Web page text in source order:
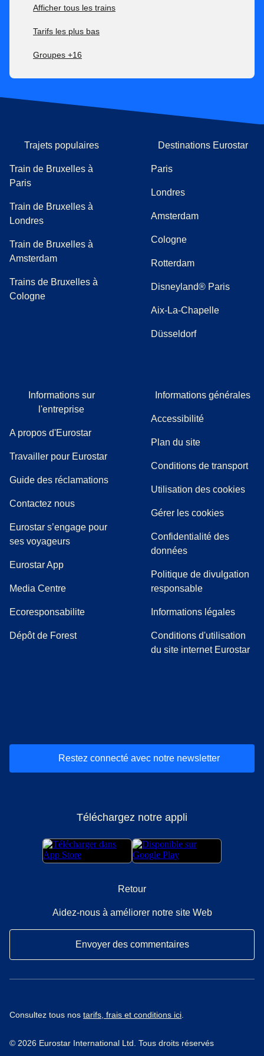
vous devrez payer la différence tarifaire. Si votre nouveau
pas remboursée.
Pour tous nos tarifs, retrouvez nos conditions d’après-
cliquantici.
Afficher tous les trains
Tarifs les plus bas
Groupes +16
Trajets populaires
Train de Bruxelles à
Paris
Train de Bruxelles à
Londres
Train de Bruxelles à
Amsterdam
Trains de Bruxelles à
Cologne
Destinations Eurostar
Paris
Londres
Amsterdam
Cologne
Rotterdam
Disneyland® Paris
Aix-La-Chapelle
Düsseldorf
Informations sur
l'entreprise
A propos d'Eurostar
Travailler pour Eurostar
Guide des réclamations((
Contactez nous
Eurostar s’engage pour
ses voyageurs
Eurostar App
Media Centre( Ouvre un nouvel onglet)
Ecoresponsabilite
Dépôt de Forest
Informations générales
Accessibilité
Plan du site
Conditions de transport
Utilisation des cookies
Gérer les cookies
Confidentialité des
données
Politique de divulgation
responsable
Informations légales
Conditions d'utilisation
du site internet Eurostar
Restez connecté avec notre newsletter
Téléchargez notre appli
Retour
Aidez-nous à améliorer notre site Web
Envoyer des commentaires
Consultez tous nos tarifs, frais et conditions ici.
© 2026 Eurostar International Ltd. Tous droits réservés